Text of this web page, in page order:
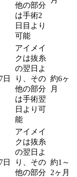
他の部分
は手術2
日目より
可能
日
アイメイ
クは抜糸
の翌日よ
り、その
他の部分
は手術翌
日より可
能
約6ヶ
月
日
アイメイ
クは抜糸
の翌日よ
り、その
他の部分
約1～
2ヶ月